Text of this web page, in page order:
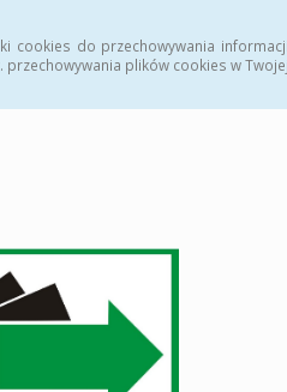
cookies do przechowywania
plików cookies w